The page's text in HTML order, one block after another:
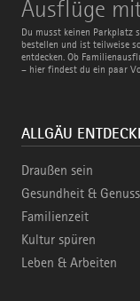
Ausflüge
Du musst keinen Parkplatz
bestellen und ist teilweise
entdecken. Ob
– hier findest du ein paar
mit
Bus
und
Bahn
ALLGÄU
Draußen sein
Gesundheit & Genuss
Familienzeit
Kultur spüren
Leben & Arbeiten